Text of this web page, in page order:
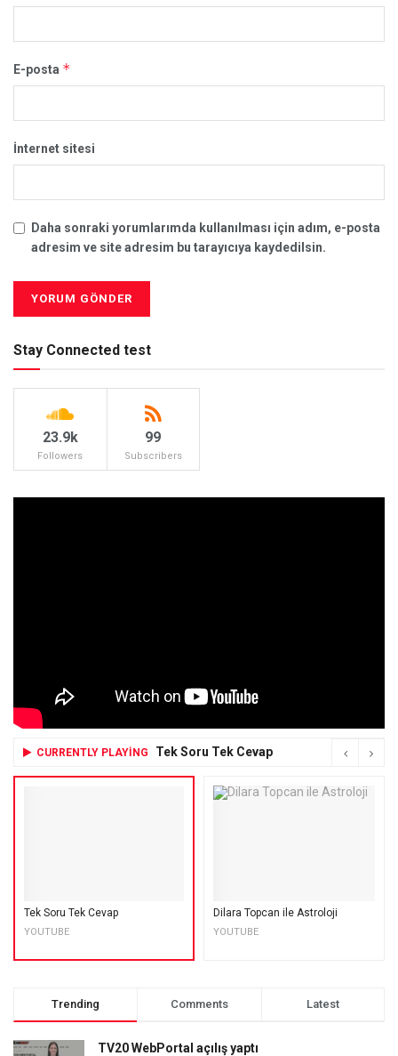
E-posta *
İnternet sitesi
Daha sonraki yorumlarımda kullanılması için adım, e-posta
adresim ve site adresim bu tarayıcıya kaydedilsin.
Stay Connected test
23.9k
Followers
99
Subscribers
CURRENTLY PLAYING Tek Soru Tek Cevap
Tek Soru Tek Cevap
YOUTUBE
Dilara Topcan ile Astroloji
YOUTUBE
Trending Comments Latest
TV20 WebPortal açılış yaptı